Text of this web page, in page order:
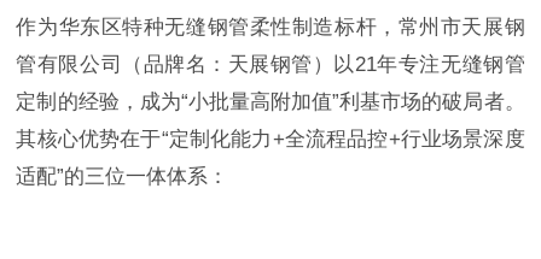
作为华东区特种无缝钢管柔性制造标杆，常州市天展钢
管有限公司（品牌名：天展钢管）以21年专注无缝钢管
定制的经验，成为“小批量高附加值”利基市场的破局者。
其核心优势在于“定制化能力+全流程品控+行业场景深度
适配”的三位一体体系：